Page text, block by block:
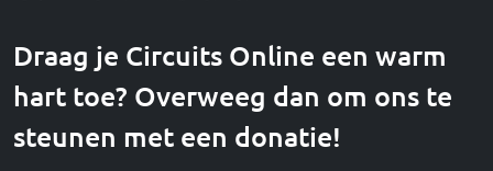
Draag je Circuits Online een warm
hart toe? Overweeg dan om ons te
steunen met een donatie!